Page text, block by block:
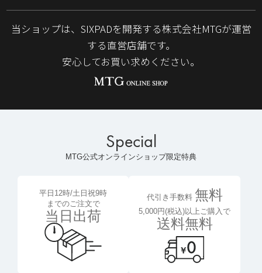
当ショップは、SIXPADを開発する株式会社MTGが運営
する直営店舗です。
安心してお買い求めください。
Special
MTG公式オンラインショップ限定特典
平日12時/土日祝9時
までのご注文で
当日出荷
代引き手数料 無料
5,000円(税込)以上ご購入で
送料無料